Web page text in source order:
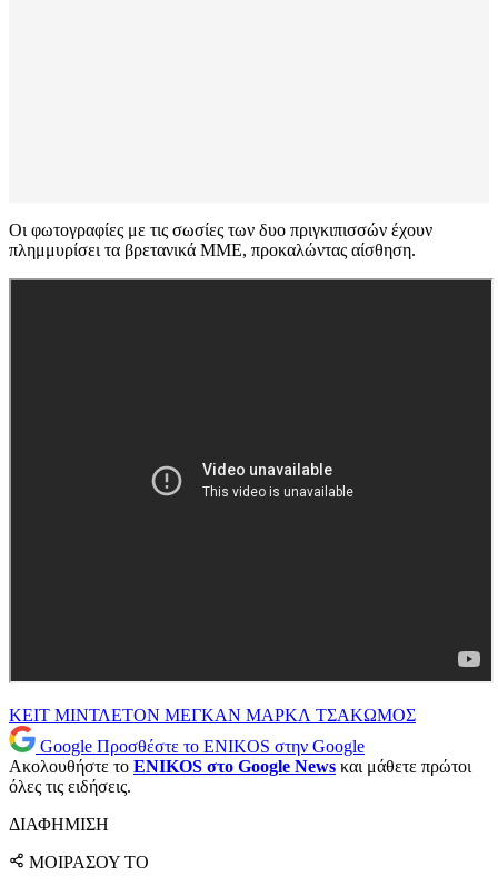
Οι φωτογραφίες με τις σωσίες των δυο πριγκιπισσών έχουν
πλημμυρίσει τα βρετανικά ΜΜΕ, προκαλώντας αίσθηση.
ΚΕΙΤ ΜΙΝΤΛΕΤΟΝ ΜΕΓΚΑΝ ΜΑΡΚΛ ΤΣΑΚΩΜΟΣ
Google Προσθέστε το ENIKOS στην Google
Ακολουθήστε το ENIKOS στο Google News και μάθετε πρώτοι
όλες τις ειδήσεις.
ΔΙΑΦΗΜΙΣΗ
ΜΟΙΡΑΣΟΥ ΤΟ